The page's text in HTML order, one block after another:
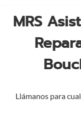
MRS
Llámanos para